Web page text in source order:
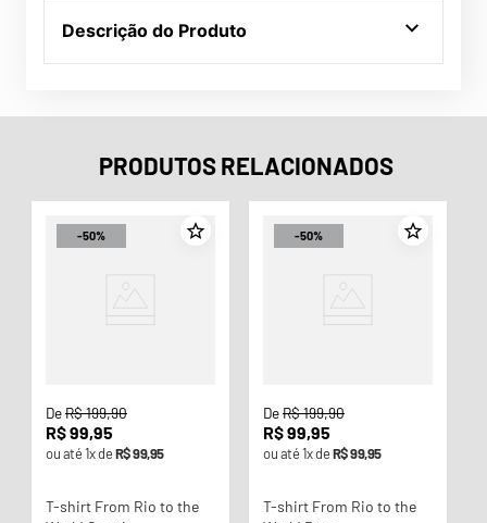
Descrição do Produto
PRODUTOS RELACIONADOS
-50%
DeR$199,90
R$99,95
ou até1x deR$99,95
T-shirt From Rio to the
-50%
DeR$199,90
R$99,95
ou até1x deR$99,95
T-shirt From Rio to the